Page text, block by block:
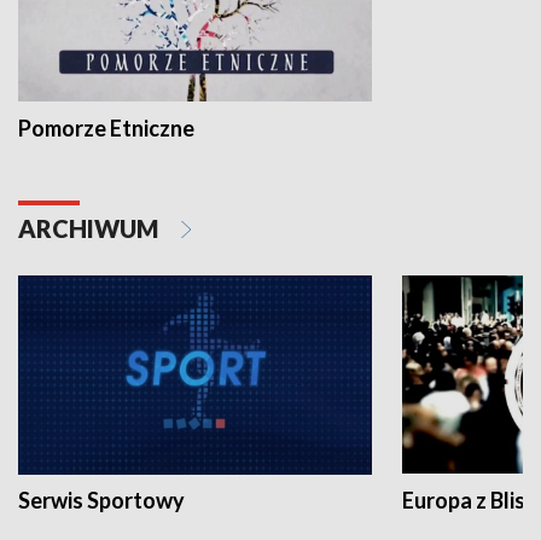
Pomorze Etniczne
ARCHIWUM
Serwis Sportowy Europa z